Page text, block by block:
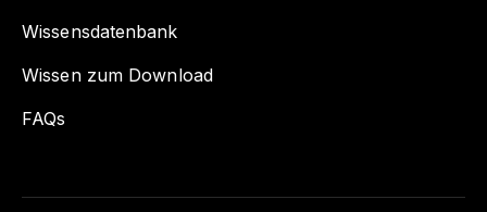
Wissensdatenbank
Wissen zum Download
FAQs